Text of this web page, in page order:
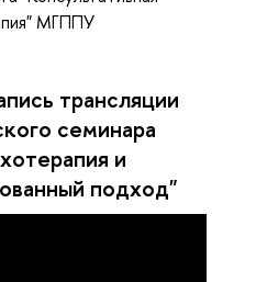
МГППУ
трансляции
семинара
и
подход"